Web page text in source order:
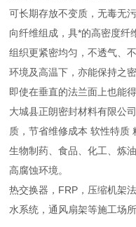
可长期存放不变质，无毒无
向纤维组成，具*的高密度纤
组织更紧密均匀，不透气、
环境及高温下，亦能保持之
即使在垂直的法兰面上也能
大城县正朗密封材料有限公
质，节省维修成本 软性特质
生物制药、食品、化工、炼
高腐蚀环境。
热交换器，FRP，压缩机架
水系统，通风扇架等施工场